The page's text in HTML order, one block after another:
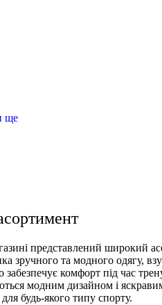
ще
представлений широкий
та модного одягу,
комфорт під час
модним дизайном і
для будь-якого типу спорту.